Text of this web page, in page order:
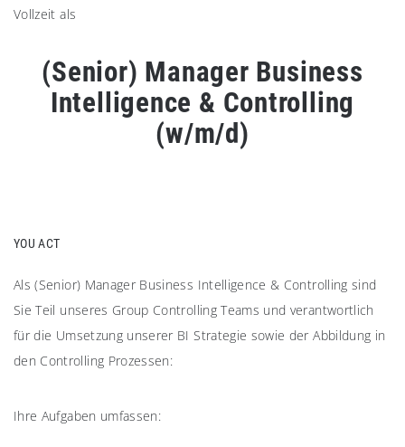
Vollzeit als
(Senior) Manager Business
Intelligence & Controlling
(w/m/d)
YOU ACT
Als (Senior) Manager Business Intelligence & Controlling sind
Sie Teil unseres Group Controlling Teams und verantwortlich
für die Umsetzung unserer BI Strategie sowie der Abbildung in
den Controlling Prozessen:
Ihre Aufgaben umfassen: